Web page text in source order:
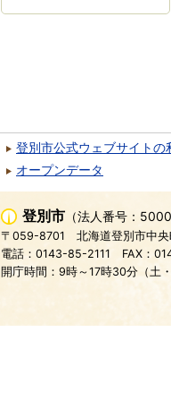
登別市公式ウェブサイトの
オープンデータ
登別市 （法人番号：
〒059-8701
北海道登別市中
電話：0143-85-2111
FAX：
開庁時間：9時～17時30分（土